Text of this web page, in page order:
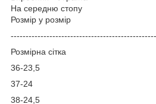
На середню стопу
Розмір у розмір
-----------------------------------
Розмірна сітка
36-23,5
37-24
38-24,5